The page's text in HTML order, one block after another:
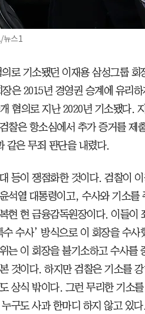
뉴스1
로 기소됐던 이재용 삼성그룹
은 2015년 경영권 승계에 유리
혐의로 지난 2020년 기소됐다.
찰은 항소심에서 추가 증거를 제
같은 무죄 판단을 내렸다.
등이 쟁점화한 것이다. 검찰이
석열 대통령이고, 수사와 기소를
현 현 금융감독원장이다. 이들이
수 수사’ 방식으로 이 회장을 수
는 이 회장을 불기소하고 수사를
것이다. 하지만 검찰은 기소를
상식 밖이다. 그런 무리한 기소
구도 사과 한마디 하지 않고 있다.